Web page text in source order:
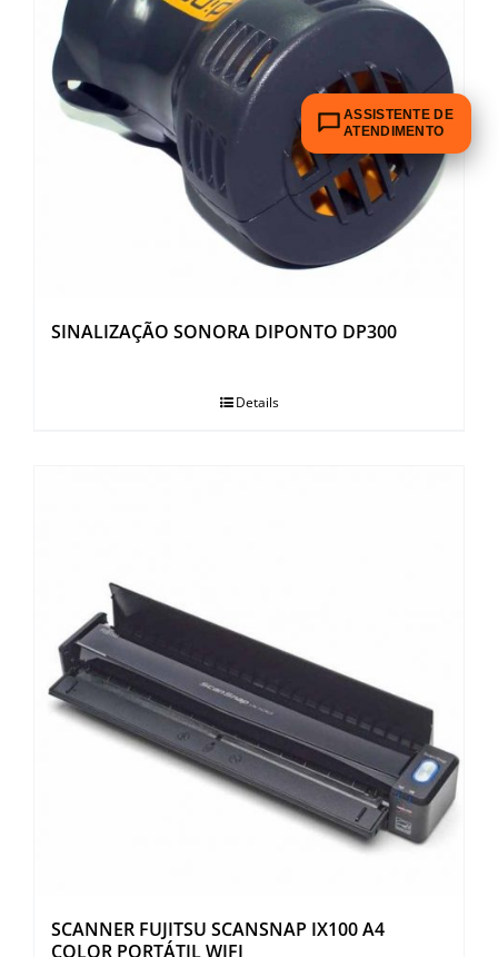
SINALIZAÇÃO SONORA DIPONTO DP300
Details
SCANNER FUJITSU SCANSNAP IX100 A4
COLOR PORTÁTIL WIFI
ASSISTENTE DE
ATENDIMENTO